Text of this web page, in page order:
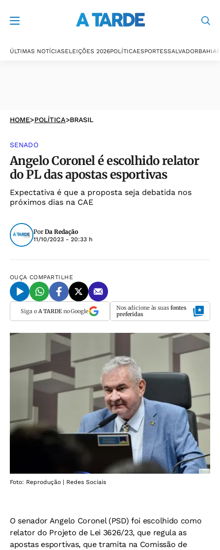
ÚLTIMAS NOTÍCIASELEIÇÕES 2026POLÍTICAESPORTESSALVADORBAHIA
HOME>POLÍTICA>BRASIL
SENADO
Angelo Coronel é escolhido relator
do PL das apostas esportivas
Expectativa é que a proposta seja debatida nos
próximos dias na CAE
Por Da Redação
11/10/2023 - 20:33 h
OUÇA COMPARTILHE
Siga o A TARDEno Google Nos adicione às suas fontes
preferidas
Foto: Reprodução | Redes Sociais
O senador Angelo Coronel (PSD) foi escolhido como
relator do Projeto de Lei 3626/23, que regula as
apostas esportivas, que tramita na Comissão de